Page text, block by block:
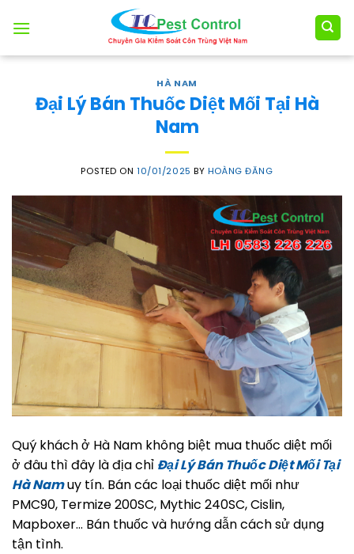
HÀ NAM
Đại Lý Bán Thuốc Diệt Mối Tại Hà
Nam
POSTED ON10/01/2025 BY HOÀNG ĐĂNG
Quý khách ở Hà Nam không biệt mua thuốc diệt mối
ở đâu thì đây là địa chỉ Đại Lý Bán Thuốc Diệt Mối Tại
Hà Namuy tín. Bán các loại thuốc diệt mối như
PMC90, Termize 200SC, Mythic 240SC, Cislin,
Mapboxer… Bán thuốc và hướng dẫn cách sử dụng
tận tình.